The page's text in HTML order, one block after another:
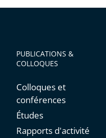
PUBLICATIONS &
COLLOQUES
Colloques et
conférences
Études
Rapports d'activité